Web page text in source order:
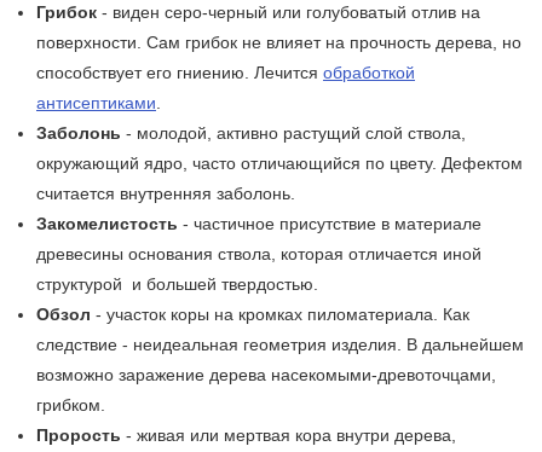
Грибок - виден серо-черный или голубоватый отлив на
поверхности. Сам грибок не влияет на прочность дерева, но
способствует его гниению. Лечится обработкой
антисептиками
Заболонь - молодой, активно растущий слой ствола,
окружающий ядро, часто отличающийся по цвету. Дефектом
считается внутренняя заболонь.
Закомелистость - частичное присутствие в материале
древесины основания ствола, которая отличается иной
структурой и большей твердостью.
Обзол - участок коры на кромках пиломатериала. Как
следствие - неидеальная геометрия изделия. В дальнейшем
возможно заражение дерева насекомыми-древоточцами,
грибком.
Прорость - живая или мертвая кора внутри дерева,